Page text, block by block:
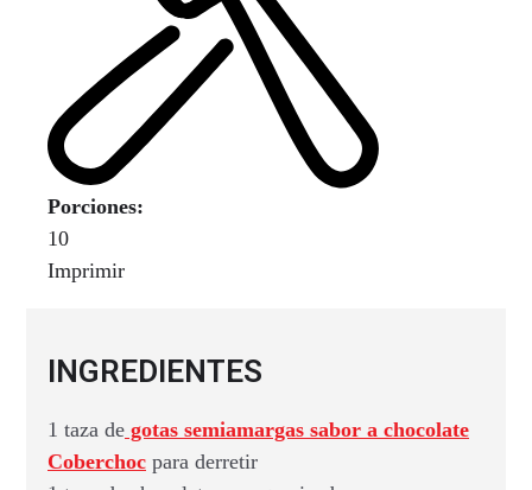
Porciones:
10
Imprimir
INGREDIENTES
1 taza de gotas semiamargas sabor a chocolate
Coberchoc para derretir